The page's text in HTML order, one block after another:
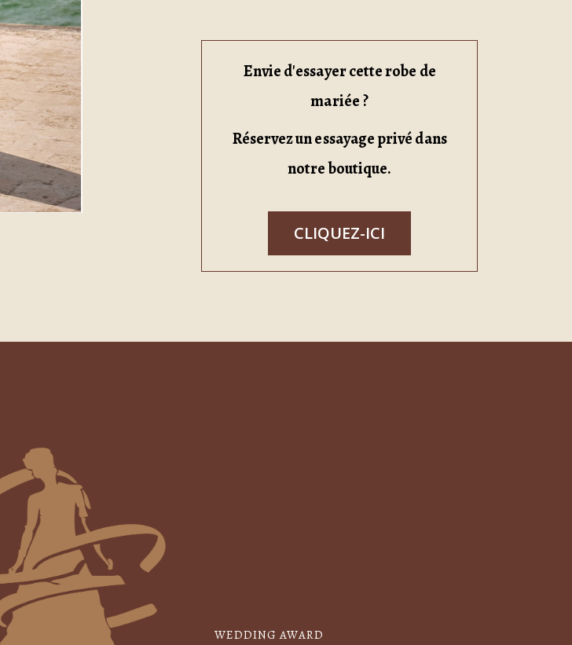
Envie d'essayer cette robe de
mariée ?
Réservez un essayage privé dans
notre boutique.
CLIQUEZ-ICI
WEDDING AWARD